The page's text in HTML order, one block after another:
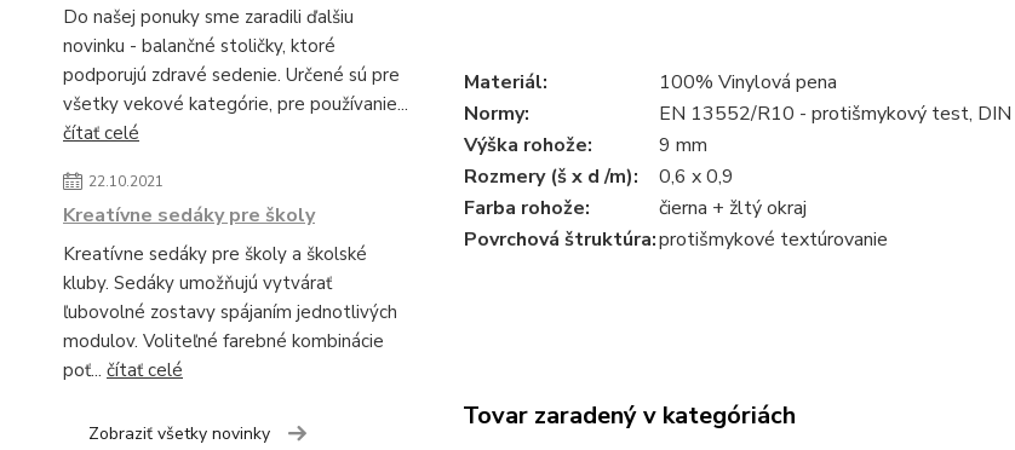
Do našej ponuky sme zaradili ďalšiu
novinku - balančné stoličky, ktoré
podporujú zdravé sedenie. Určené sú pre
všetky vekové kategórie, pre používanie...
čítať celé
22.10.2021
Kreatívne sedáky pre školy
Kreatívne sedáky pre školy a školské
kluby. Sedáky umožňujú vytvárať
ľubovolné zostavy spájaním jednotlivých
modulov. Voliteľné farebné kombinácie
poť... čítať celé
Zobraziť všetky novinky
Materiál:
100% Vinylová pena
Normy:
EN 13552/R10 - protišmykový test,
Výška rohože:
9 mm
Rozmery (š x d /m):
0,6 x 0,9
Farba rohože:
čierna + žltý okraj
Povrchová štruktúra:protišmykové textúrovanie
Tovar zaradený v kategóriách